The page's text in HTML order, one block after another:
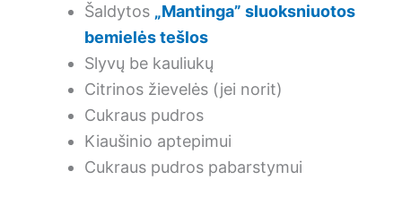
Šaldytos „Mantinga” sluoksniuotos
bemielės tešlos
Slyvų be kauliukų
Citrinos žievelės (jei norit)
Cukraus pudros
Kiaušinio aptepimui
Cukraus pudros pabarstymui